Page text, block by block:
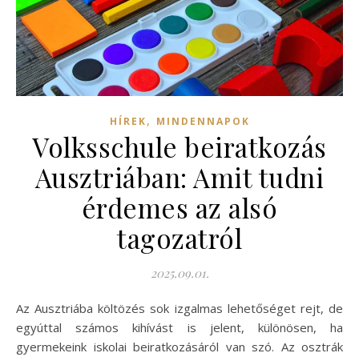
HÍREK, MINDENNAPOK
Volksschule beiratkozás
Ausztriában: Amit tudni
érdemes az alsó
tagozatról
2025.09.01.
Az Ausztriába költözés sok izgalmas lehetőséget rejt, de
egyúttal számos kihívást is jelent, különösen, ha
gyermekeink iskolai beiratkozásáról van szó. Az osztrák